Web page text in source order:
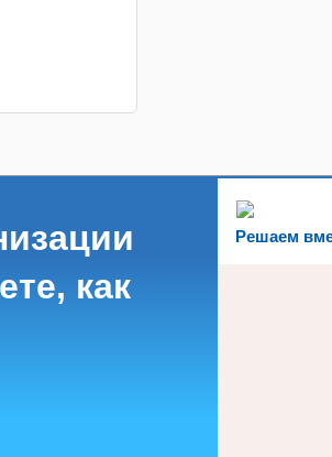
Решаем
как